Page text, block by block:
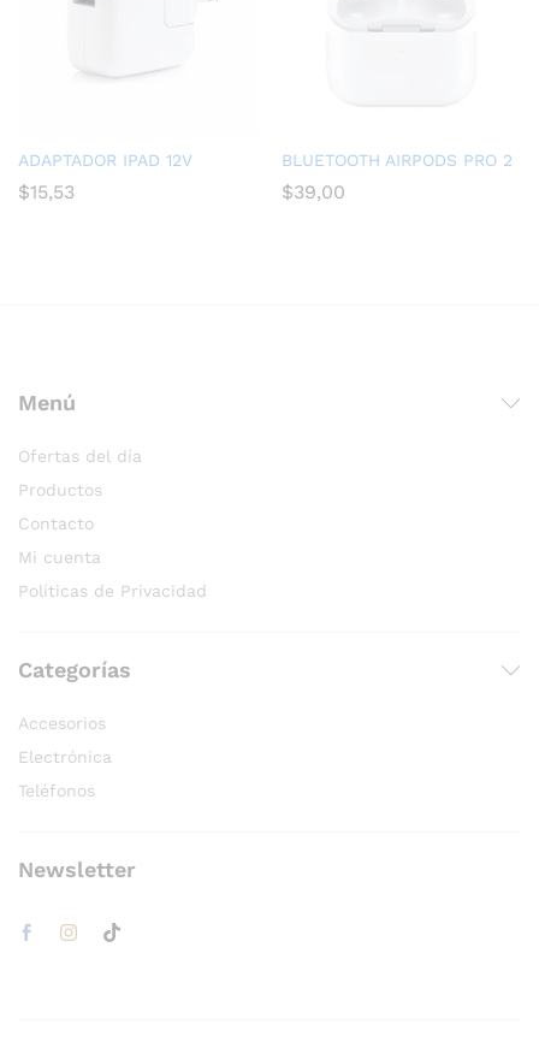
ADAPTADOR IPAD 12V
$15,53
BLUETOOTH AIRPODS PRO 2
$39,00
Menú
Ofertas del día
Productos
Contacto
Mi cuenta
Políticas de Privacidad
Categorías
Accesorios
Electrónica
Teléfonos
Newsletter